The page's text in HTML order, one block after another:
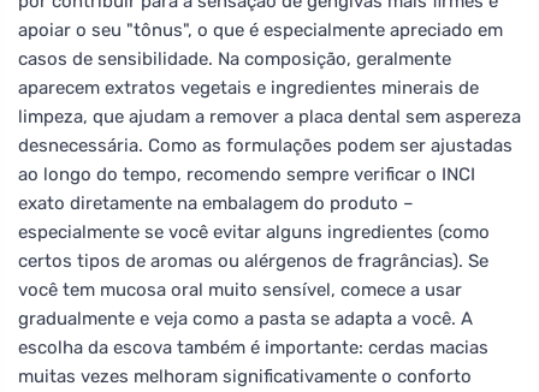
apoiar o seu "tônus", o que é especialmente apreciado em
casos de sensibilidade. Na composição, geralmente
aparecem extratos vegetais e ingredientes minerais de
limpeza, que ajudam a remover a placa dental sem aspereza
desnecessária. Como as formulações podem ser ajustadas
ao longo do tempo, recomendo sempre verificar o INCI
exato diretamente na embalagem do produto –
especialmente se você evitar alguns ingredientes (como
certos tipos de aromas ou alérgenos de fragrâncias). Se
você tem mucosa oral muito sensível, comece a usar
gradualmente e veja como a pasta se adapta a você. A
escolha da escova também é importante: cerdas macias
muitas vezes melhoram significativamente o conforto